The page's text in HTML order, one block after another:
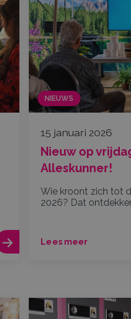
NIEUWS
15 januari 2026
Nieuw op
Alleskunner!
Wie kroont zich tot
2026? Dat
Lees meer